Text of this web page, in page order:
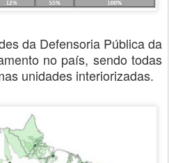
da Defensoria Pública da
no país, sendo todas
unidades interiorizadas.